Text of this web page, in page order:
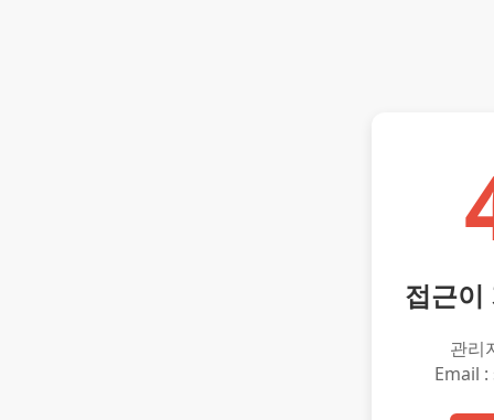
접근이
관리
Email